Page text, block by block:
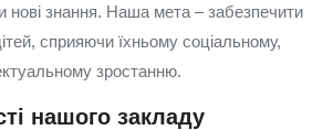
нові знання. Наша мета – забезпечити
сприяючи їхньому соціальному,
зростанню.
нашого закладу